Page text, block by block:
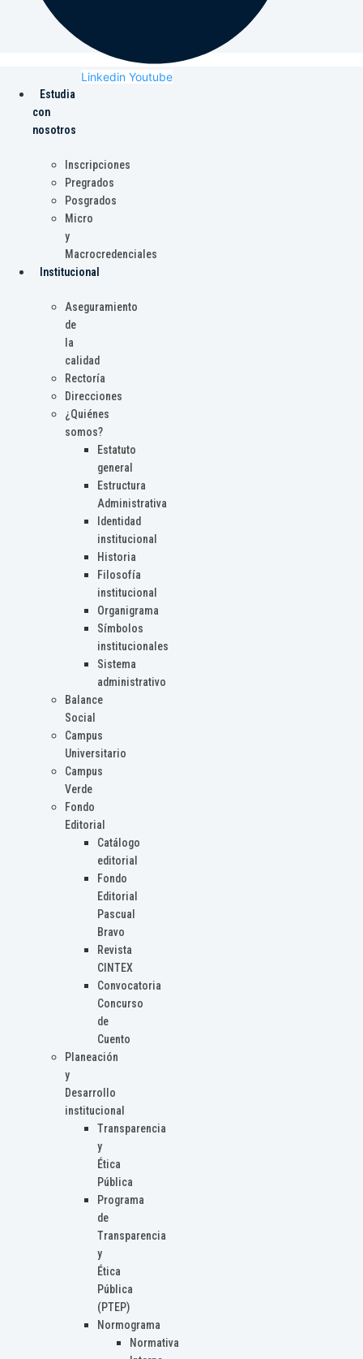
Linkedin Youtube
Estudia
con
nosotros
Inscripciones
Pregrados
Posgrados
Micro
y
Macrocredenciales
Institucional
Aseguramiento
de
la
calidad
Rectoría
Direcciones
¿Quiénes
somos?
Estatuto
general
Estructura
Administrativa
Identidad
institucional
Historia
Filosofía
institucional
Organigrama
Símbolos
institucionales
Sistema
administrativo
Balance
Social
Campus
Universitario
Campus
Verde
Fondo
Editorial
Catálogo
editorial
Fondo
Editorial
Pascual
Bravo
Revista
CINTEX
Convocatoria
Concurso
de
Cuento
Planeación
y
Desarrollo
institucional
Transparencia
y
Ética
Pública
Programa
de
Transparencia
y
Ética
Pública
(PTEP)
Normograma
Normativa